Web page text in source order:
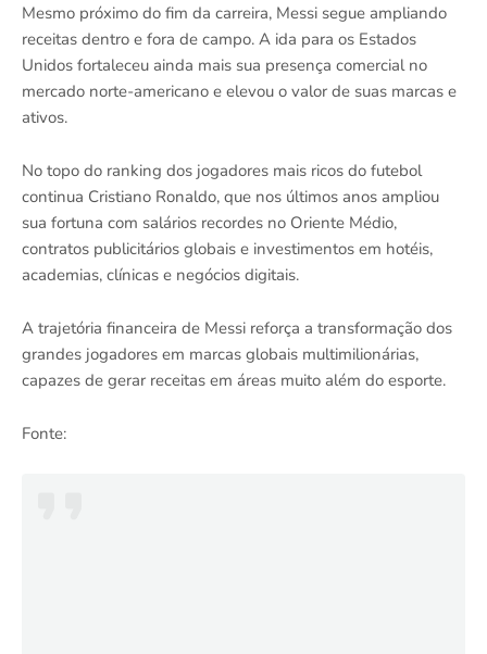
Mesmo próximo do fim da carreira, Messi segue ampliando
receitas dentro e fora de campo. A ida para os Estados
Unidos fortaleceu ainda mais sua presença comercial no
mercado norte-americano e elevou o valor de suas marcas e
ativos.
No topo do ranking dos jogadores mais ricos do futebol
continua Cristiano Ronaldo, que nos últimos anos ampliou
sua fortuna com salários recordes no Oriente Médio,
contratos publicitários globais e investimentos em hotéis,
academias, clínicas e negócios digitais.
A trajetória financeira de Messi reforça a transformação dos
grandes jogadores em marcas globais multimilionárias,
capazes de gerar receitas em áreas muito além do esporte.
Fonte: